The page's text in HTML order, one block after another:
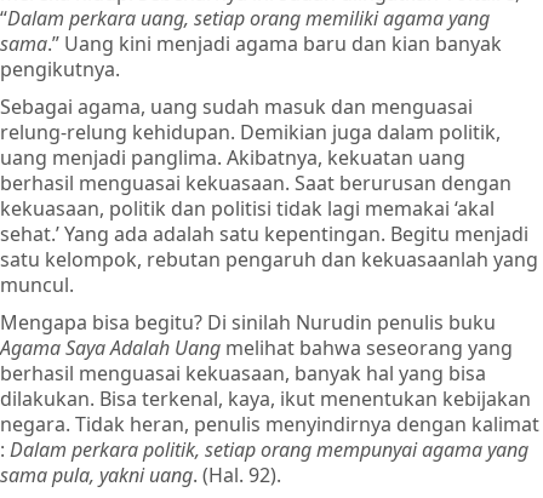
“Dalam perkara uang, setiap orang memiliki agama yang
sama.” Uang kini menjadi agama baru dan kian banyak
pengikutnya.
Sebagai agama, uang sudah masuk dan menguasai
relung-relung kehidupan. Demikian juga dalam politik,
uang menjadi panglima. Akibatnya, kekuatan uang
berhasil menguasai kekuasaan. Saat berurusan dengan
kekuasaan, politik dan politisi tidak lagi memakai ‘akal
sehat.’ Yang ada adalah satu kepentingan. Begitu menjadi
satu kelompok, rebutan pengaruh dan kekuasaanlah yang
muncul.
Mengapa bisa begitu? Di sinilah Nurudin penulis buku
Agama Saya Adalah Uang melihat bahwa seseorang yang
berhasil menguasai kekuasaan, banyak hal yang bisa
dilakukan. Bisa terkenal, kaya, ikut menentukan kebijakan
negara. Tidak heran, penulis menyindirnya dengan kalimat
: Dalam perkara politik, setiap orang mempunyai agama yang
sama pula, yakni uang. (Hal. 92).